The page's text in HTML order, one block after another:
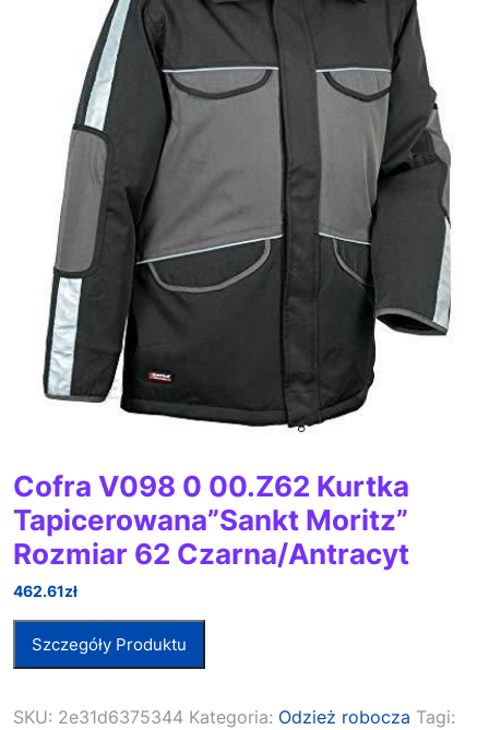
Cofra V098 0 00.Z62 Kurtka
Tapicerowana”Sankt Moritz”
Rozmiar 62 Czarna/Antracyt
462.61zł
Szczegóły Produktu
SKU: 2e31d6375344 Kategoria: Odzież robocza Tagi: